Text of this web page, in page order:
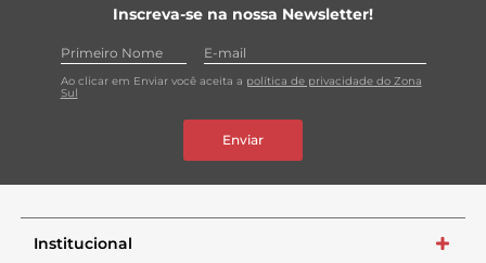
Inscreva-se na nossa Newsletter!
Ao clicar em Enviar você aceita a política de privacidade do Zona
Sul
Enviar
Institucional +